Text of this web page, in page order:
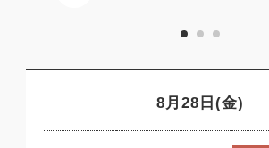
8月28日(金)